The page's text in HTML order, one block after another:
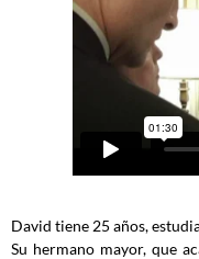
David tiene 25 años,
Su hermano mayor, que